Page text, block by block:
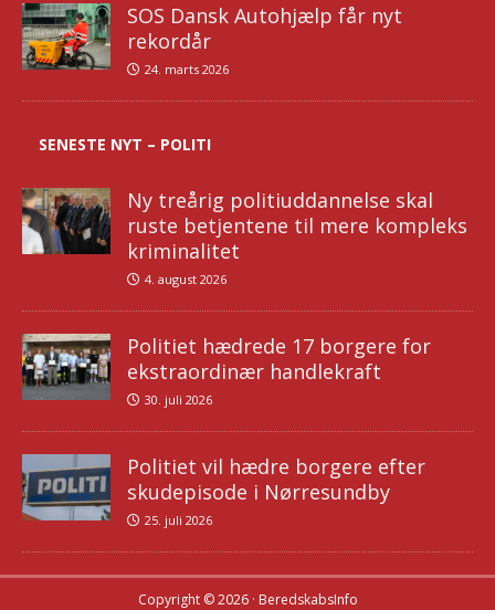
SOS Dansk Autohjælp får nyt
rekordår
24. marts 2026
SENESTE NYT – POLITI
Ny treårig politiuddannelse skal
ruste betjentene til mere kompleks
kriminalitet
4. august 2026
Politiet hædrede 17 borgere for
ekstraordinær handlekraft
30. juli 2026
Politiet vil hædre borgere efter
skudepisode i Nørresundby
25. juli 2026
Copyright © 2026 · BeredskabsInfo